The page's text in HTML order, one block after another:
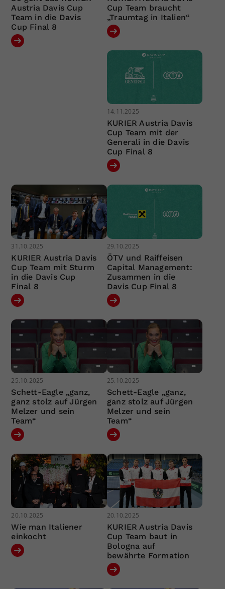
Austria Davis Cup
Team in die Davis
Cup Final 8
Cup Team braucht
„Traumtag in Italien“
14.11.2025
KURIER Austria Davis
Cup Team mit der
Generali in die Davis
Cup Final 8
31.10.2025
KURIER Austria Davis
Cup Team mit Sturm
in die Davis Cup
Final 8
29.10.2025
ÖTV und Raiffeisen
Capital Management:
Zusammen in die
Davis Cup Final 8
25.10.2025
Schett-Eagle „ganz,
ganz stolz auf Jürgen
Melzer und sein
Team“
25.10.2025
Schett-Eagle „ganz,
ganz stolz auf Jürgen
Melzer und sein
Team“
20.10.2025
Wie man Italiener
einkocht
20.10.2025
KURIER Austria Davis
Cup Team baut in
Bologna auf
bewährte Formation